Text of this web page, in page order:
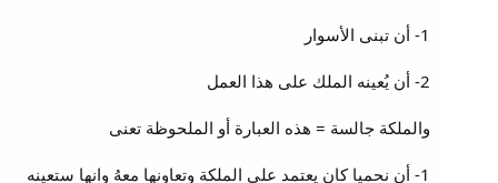
1- أن تبنى الأسوار
2- أن يُعينه الملك على هذا العمل
والملكة جالسة = هذه العبارة أو الملحوظة تعنى
1- أن نحميا كان يعتمد على الملكة وتعاونها معهُ وانها ستعينه